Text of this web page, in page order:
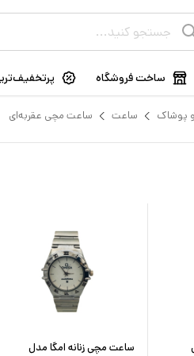
ساخت فروشگاه
پوشاک ساعت ساعت مچی عقربه‌ای
ساعت مچی زنانه امگا مدل